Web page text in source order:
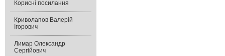
Корисні посилання
Криволапов Валерій
Ігорович
Лимар Олександр
Сергійович